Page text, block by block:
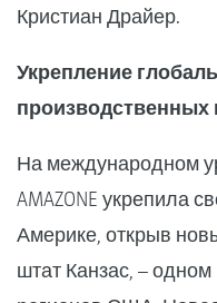
Кристиан Драйер.
Укрепление
производственных
На международном
AMAZONE укрепила
Америке, открыв
штат Канзас, –